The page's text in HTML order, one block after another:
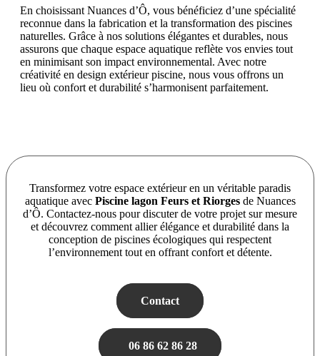
En choisissant Nuances d’Ô, vous bénéficiez d’une spécialité
reconnue dans la fabrication et la transformation des piscines
naturelles. Grâce à nos solutions élégantes et durables, nous
assurons que chaque espace aquatique reflète vos envies tout
en minimisant son impact environnemental. Avec notre
créativité en design extérieur piscine, nous vous offrons un
lieu où confort et durabilité s’harmonisent parfaitement.
Transformez votre espace extérieur en un véritable paradis
aquatique avec Piscine lagon Feurs et Riorgesde Nuances
d’Ô. Contactez-nous pour discuter de votre projet sur mesure
et découvrez comment allier élégance et durabilité dans la
conception de piscines écologiques qui respectent
l’environnement tout en offrant confort et détente.
Contact
06 86 62 86 28